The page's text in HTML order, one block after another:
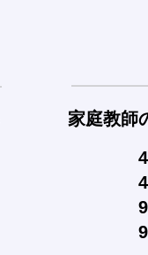
家庭教師